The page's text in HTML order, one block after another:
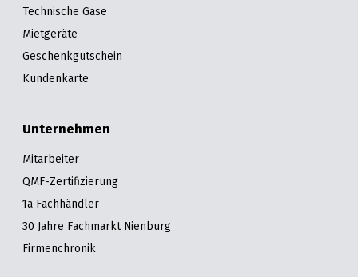
Videos
Technische Gase
Mietgeräte
Geschenkgutschein
Kundenkarte
Unternehmen
Mitarbeiter
QMF-Zertifizierung
1a Fachhändler
30 Jahre Fachmarkt Nienburg
Firmenchronik